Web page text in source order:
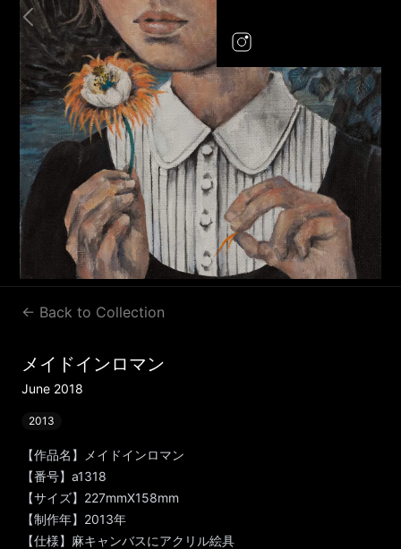
← Back to Collection
メイドインロマン
June 2018
2013
【作品名】メイドインロマン
【番号】a1318
【サイズ】227mmX158mm
【制作年】2013年
【仕様】麻キャンバスにアクリル絵具